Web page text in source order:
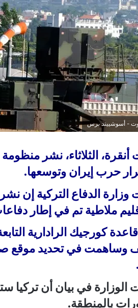
و
ن
ي
ا
- أسوشييتد برس
أنقرة، الثلاثاء، نشر
حرب إيران وتوسعها.
وزارة الدفاع التركية إن
ملاطية تم في إطار
كورجيك الرادارية
وساهمت في تحديد موقع
الوزارة في بيان أن تركيا
بالمنطقة.